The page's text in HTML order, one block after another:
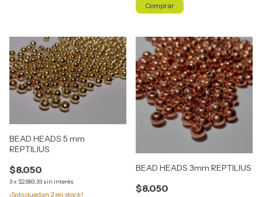
Comprar
BEAD HEADS 5 mm
REPTILIUS
$8.050
3x $2.683,33 sin interés
¡Solo quedan 2 en stock!
BEAD HEADS 3mm REPTILIUS
$8.050